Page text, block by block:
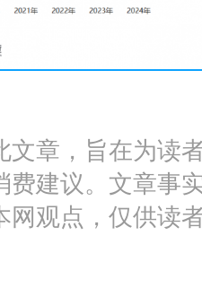
文章，旨在为读
费建议。文章事
网观点，仅供读